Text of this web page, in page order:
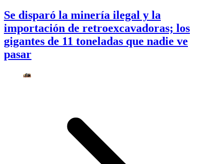
Se disparó la minería ilegal y la
importación de retroexcavadoras; los
gigantes de 11 toneladas que nadie ve
pasar